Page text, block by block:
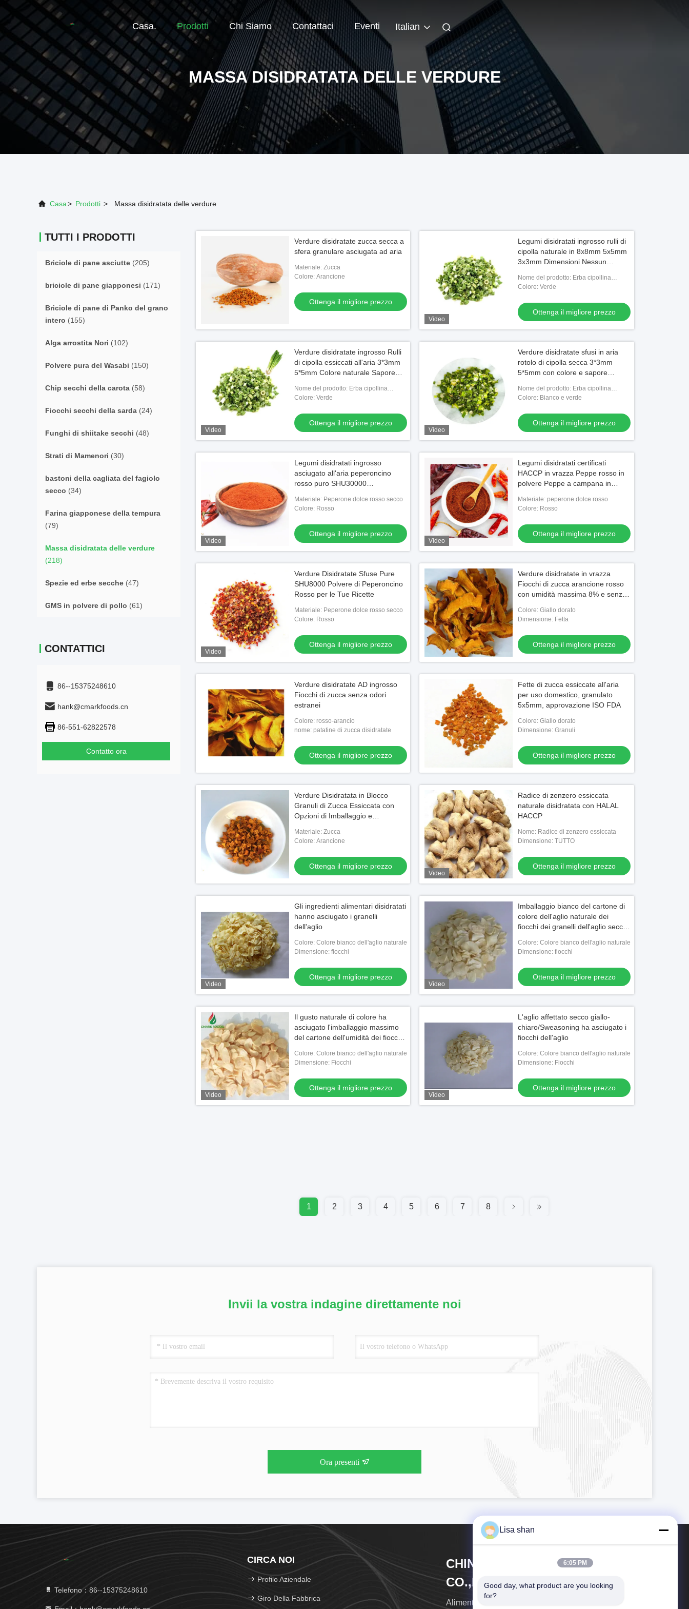
Casa. Prodotti Chi Siamo Contattaci Eventi Italian
MASSA DISIDRATATA DELLE VERDURE
Casa> Prodotti > Massa disidratata delle verdure
TUTTI I PRODOTTI
Briciole di pane asciutte (205)
briciole di pane giapponesi (171)
Briciole di pane di Panko del grano
intero (155)
Alga arrostita Nori (102)
Polvere pura del Wasabi (150)
Chip secchi della carota (58)
Fiocchi secchi della sarda (24)
Funghi di shiitake secchi (48)
Strati di Mamenori (30)
bastoni della cagliata del fagiolo
secco (34)
Farina giapponese della tempura
(79)
Massa disidratata delle verdure
(218)
Spezie ed erbe secche (47)
GMS in polvere di pollo (61)
CONTATTICI
86--15375248610
hank@cmarkfoods.cn
86-551-62822578
Contatto ora
Verdure disidratate zucca secca a
sfera granulare asciugata ad aria
Materiale: Zucca
Colore: Arancione
Ottenga il migliore prezzo
Video
Legumi disidratati ingrosso rulli di
cipolla naturale in 8x8mm 5x5mm
3x3mm Dimensioni Nessun
Nome del prodotto: Erba cipollina
dell'ANNUNCIO
Colore: Verde
Ottenga il migliore prezzo
Video
Verdure disidratate ingrosso Rulli
di cipolla essiccati all'aria 3*3mm
5*5mm Colore naturale Sapore
Cartone imballaggio Alta qualità
Nome del prodotto: Erba cipollina
dell'ANNUNCIO
Colore: Verde
Ottenga il migliore prezzo
Video
Verdure disidratate sfusi in aria
rotolo di cipolla secca 3*3mm
5*5mm con colore e sapore
Nome del prodotto: Erba cipollina
dell'ANNUNCIO
Colore: Bianco e verde
Ottenga il migliore prezzo
Video
Legumi disidratati ingrosso
asciugato all'aria peperoncino
rosso puro SHU30000
peperoncino in polvere
Materiale: Peperone dolce rosso secco
Colore: Rosso
Ottenga il migliore prezzo
Video
Legumi disidratati certificati
HACCP in vrazza Peppe rosso in
polvere Peppe a campana in
Materiale: peperone dolce rosso
Colore: Rosso
Ottenga il migliore prezzo
Video
Verdure Disidratate Sfuse Pure
SHU8000 Polvere di Peperoncino
Rosso per le Tue Ricette
Materiale: Peperone dolce rosso secco
Colore: Rosso
Ottenga il migliore prezzo
Verdure disidratate in vrazza
Fiocchi di zucca arancione rosso
con umidità massima 8% e senza
all'esportazione
Colore: Giallo dorato
Dimensione: Fetta
Ottenga il migliore prezzo
Verdure disidratate AD ingrosso
Fiocchi di zucca senza odori
estranei
Colore: rosso-arancio
nome: patatine di zucca disidratate
Ottenga il migliore prezzo
Fette di zucca essiccate all'aria
per uso domestico, granulato
5x5mm, approvazione ISO FDA
Colore: Giallo dorato
Dimensione: Granuli
Ottenga il migliore prezzo
Verdure Disidratata in Blocco
Granuli di Zucca Essiccata con
Opzioni di Imballaggio e
Materiale: Zucca
Colore: Arancione
Ottenga il migliore prezzo
Video
Radice di zenzero essiccata
naturale disidratata con HALAL
HACCP
Nome: Radice di zenzero essiccata
Dimensione: TUTTO
Ottenga il migliore prezzo
Video
Gli ingredienti alimentari disidratati
hanno asciugato i granelli
dell'aglio
Colore: Colore bianco dell'aglio naturale
Dimensione: fiocchi
Ottenga il migliore prezzo
Video
Imballaggio bianco del cartone di
colore dell'aglio naturale dei
fiocchi dei granelli dell'aglio secco
Colore: Colore bianco dell'aglio naturale
Dimensione: fiocchi
Ottenga il migliore prezzo
Video
Il gusto naturale di colore ha
asciugato l'imballaggio massimo
del cartone dell'umidità dei fiocchi
Colore: Colore bianco dell'aglio naturale
Dimensione: Fiocchi
Ottenga il migliore prezzo
Video
L'aglio affettato secco giallo-
chiaro/Sweasoning ha asciugato i
fiocchi dell'aglio
Colore: Colore bianco dell'aglio naturale
Dimensione: Fiocchi
Ottenga il migliore prezzo
1 2 3 4 5 6 7 8
Invii la vostra indagine direttamente noi
Ora presenti
Telefono：86--15375248610
CIRCA NOI
Profilo Aziendale
Giro Della Fabbrica
CHINA MARK FOODS TRADING
CO.,LTD.
Alimenti del segno della Cina che vendono il Co., srl.
Lisa shan
6:05 PM
Good day, what product are you looking
for?